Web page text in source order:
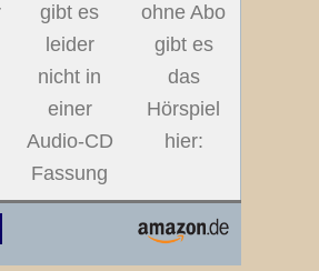
gibt es
leider
nicht in
einer
Audio-CD
Fassung
ohne Abo
gibt es
das
Hörspiel
hier: